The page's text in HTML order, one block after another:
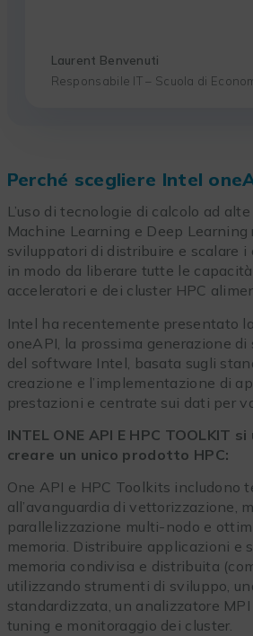
Laurent Benvenuti
Responsabile IT – Scuola di
Perché scegliere Intel
L’uso di tecnologie di calcolo ad
Machine Learning e Deep Learning
sviluppatori di distribuire e scalare i
in modo da liberare tutte le
acceleratori e dei cluster HPC
Intel ha recentemente presentato
oneAPI, la prossima generazione
del software Intel, basata sugli
creazione e l’implementazione di
prestazioni e centrate sui dati per
INTEL ONE API E HPC TOOLKIT
creare un unico prodotto HPC:
One API e HPC Toolkits includono
all’avanguardia di vettorizzazione,
parallelizzazione multi-nodo e
memoria. Distribuire applicazioni e
memoria condivisa e distribuita
utilizzando strumenti di sviluppo,
standardizzata, un analizzatore
tuning e monitoraggio dei cluster.